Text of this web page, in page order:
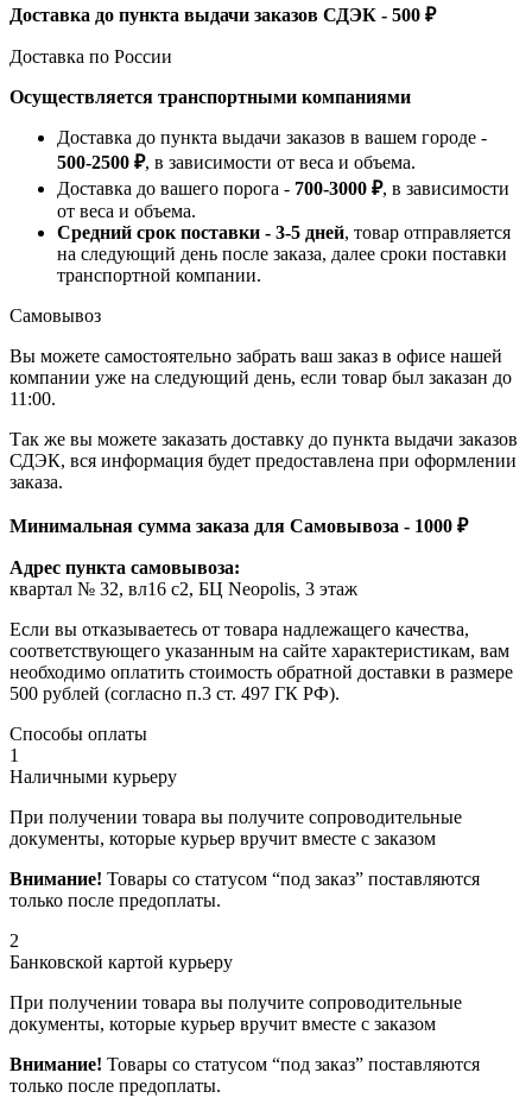
Доставка до пункта выдачи заказов СДЭК - 500 ₽
Доставка по России
Осуществляется транспортными компаниями
Доставка до пункта выдачи заказов в вашем городе -
500-2500 ₽, в зависимости от веса и объема.
Доставка до вашего порога - 700-3000 ₽, в зависимости
от веса и объема.
Средний срок поставки - 3-5 дней, товар отправляется
на следующий день после заказа, далее сроки поставки
транспортной компании.
Самовывоз
Вы можете самостоятельно забрать ваш заказ в офисе нашей
компании уже на следующий день, если товар был заказан до
11:00.
Так же вы можете заказать доставку до пункта выдачи заказов
СДЭК, вся информация будет предоставлена при оформлении
заказа.
Минимальная сумма заказа для Самовывоза - 1000 ₽
Адрес пункта самовывоза:
квартал № 32, вл16 с2, БЦ Neopolis, 3 этаж
Если вы отказываетесь от товара надлежащего качества,
соответствующего указанным на сайте характеристикам, вам
необходимо оплатить стоимость обратной доставки в размере
500 рублей (согласно п.3 ст. 497 ГК РФ).
Способы оплаты
1
Наличными курьеру
При получении товара вы получите сопроводительные
документы, которые курьер вручит вместе с заказом
Внимание! Товары со статусом “под заказ” поставляются
только после предоплаты.
2
Банковской картой курьеру
При получении товара вы получите сопроводительные
документы, которые курьер вручит вместе с заказом
Внимание! Товары со статусом “под заказ” поставляются
только после предоплаты.